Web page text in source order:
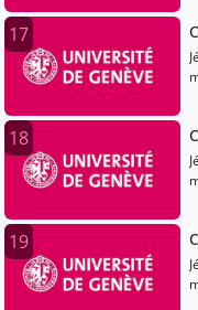
17
18
19